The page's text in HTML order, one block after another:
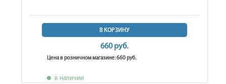
В КОРЗИНУ
660 руб.
Цена в розничном магазине: 660 руб.
в наличии